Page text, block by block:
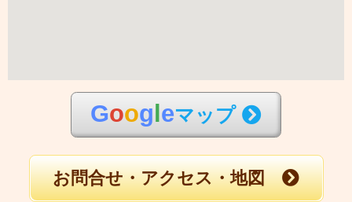
Goog eマップ
お問合せ・アクセス・地図